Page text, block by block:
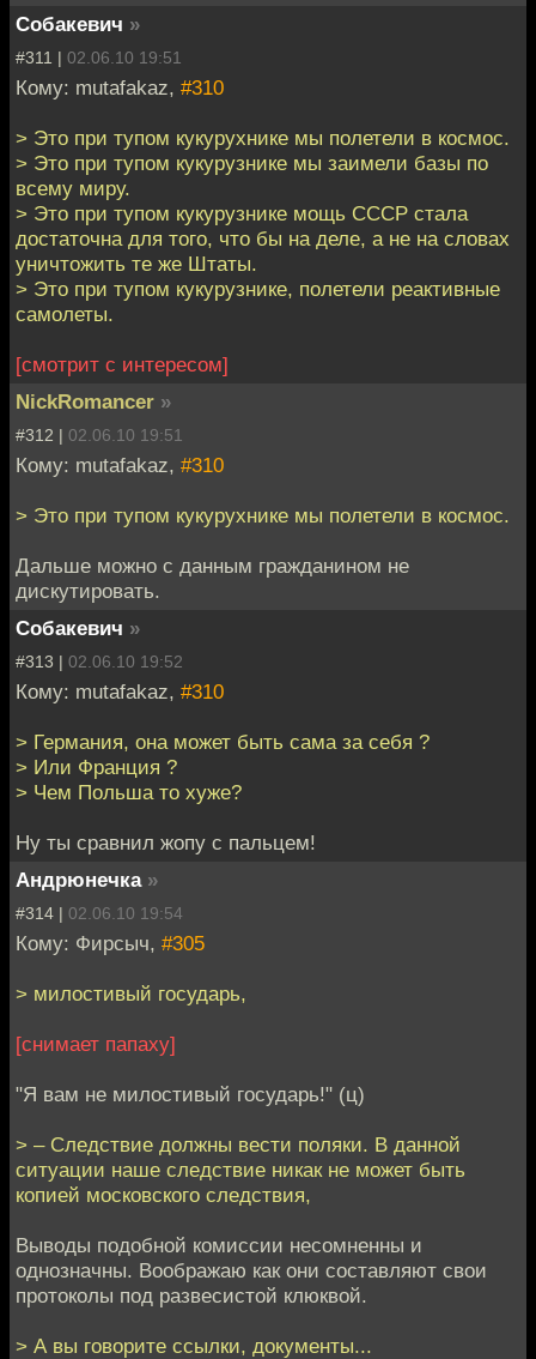
Собакевич »
#311 | 02.06.10 19:51
Кому: mutafakaz, #310
> Это при тупом кукурухнике мы полетели в космос.
> Это при тупом кукурузнике мы заимели базы по
всему миру.
> Это при тупом кукурузнике мощь СССР стала
достаточна для того, что бы на деле, а не на словах
уничтожить те же Штаты.
> Это при тупом кукурузнике, полетели реактивные
самолеты.
[смотрит с интересом]
NickRomancer »
#312 | 02.06.10 19:51
Кому: mutafakaz, #310
> Это при тупом кукурухнике мы полетели в космос.
Дальше можно с данным гражданином не
дискутировать.
Собакевич »
#313 | 02.06.10 19:52
Кому: mutafakaz, #310
> Германия, она может быть сама за себя ?
> Или Франция ?
> Чем Польша то хуже?
Ну ты сравнил жопу с пальцем!
Андрюнечка »
#314 | 02.06.10 19:54
Кому: Фирсыч, #305
> милостивый государь,
[снимает папаху]
"Я вам не милостивый государь!" (ц)
> – Следствие должны вести поляки. В данной
ситуации наше следствие никак не может быть
копией московского следствия,
Выводы подобной комиссии несомненны и
однозначны. Воображаю как они составляют свои
протоколы под развесистой клюквой.
> А вы говорите ссылки, документы...